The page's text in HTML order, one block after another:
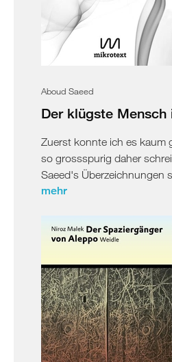
Aboud Saeed
Der klügste Mensch
Zuerst konnte ich es kaum
so grossspurig daher
Saeed's Überzeichnungen
mehr